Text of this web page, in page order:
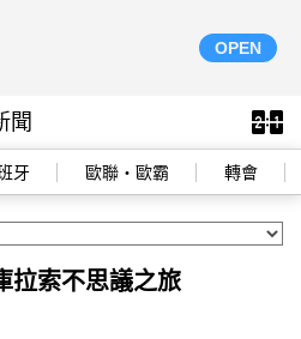
OPEN
聞
牙 歐聯‧歐霸 轉會
拉索不思議之旅